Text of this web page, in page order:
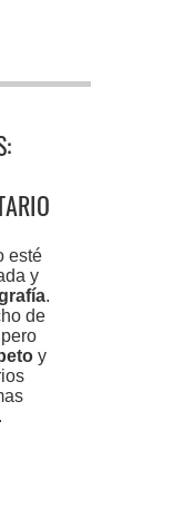
esté
y
.
de
y